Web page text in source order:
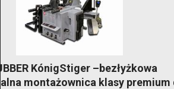
Podnośnik dwukolumnowy
SAE40 | Podnośnik